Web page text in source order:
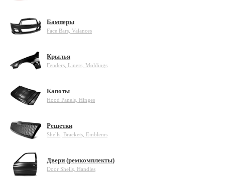
Бамперы
Face Bars, Valances
Крылья
Fenders, Liners, Moldings
Капоты
Hood Panels, Hinges
Решетки
Shells, Brackets, Emblems
Двери (ремкомплекты)
Door Shells, Handles